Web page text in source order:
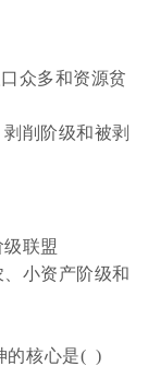
众多和资源贫
削阶级和被剥
联盟
小资产阶级和
的核心是( )